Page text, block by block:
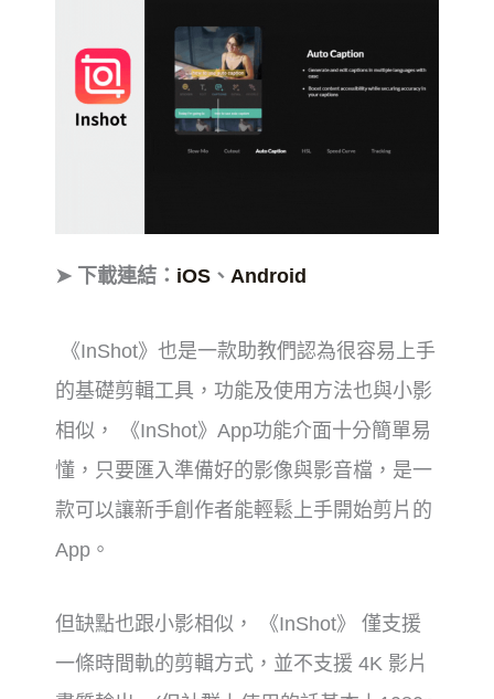
➤ 下載連結： iOS 、 Android
《InShot》也是一款助教們認為很容易上手
的基礎剪輯工具，功能及使用方法也與小影
相似， 《InShot》App功能介面十分簡單易
懂，只要匯入準備好的影像與影音檔，是一
款可以讓新手創作者能輕鬆上手開始剪片的
App。
但缺點也跟小影相似， 《InShot》 僅支援
一條時間軌的剪輯方式，並不支援 4K 影片